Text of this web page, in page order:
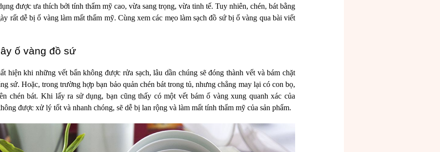
được ưa thích bởi tính thẩm mỹ cao, vừa sang trọng, vừa tinh tế. Tuy nhiên, chén, bát bằng
rất dễ bị ố vàng làm mất thẩm mỹ. Cùng xem các mẹo làm sạch đồ sứ bị ố vàng qua bài viết
ố vàng đồ sứ
hiện khi những vết bẩn không được rửa sạch, lâu dần chúng sẽ đóng thành vết và bám chặt
sứ. Hoặc, trong trường hợp bạn bảo quản chén bát trong tủ, nhưng chẳng may lại có con bọ,
chén bát. Khi lấy ra sử dụng, bạn cũng thấy có một vết bám ố vàng xung quanh xác của
được xử lý tốt và nhanh chóng, sẽ dễ bị lan rộng và làm mất tính thẩm mỹ của sản phẩm.